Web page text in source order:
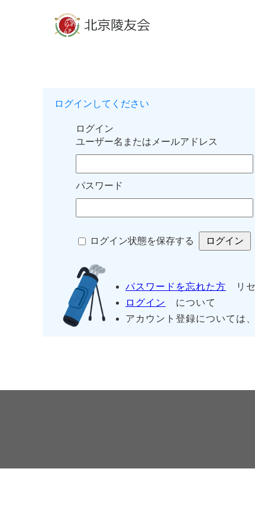
ログインしてください
ログイン
ユーザー名またはメールアドレス
パスワード
ログイン状態を保存する
パスワードを忘れた方 リセ
ログイン
について
アカウント登録については